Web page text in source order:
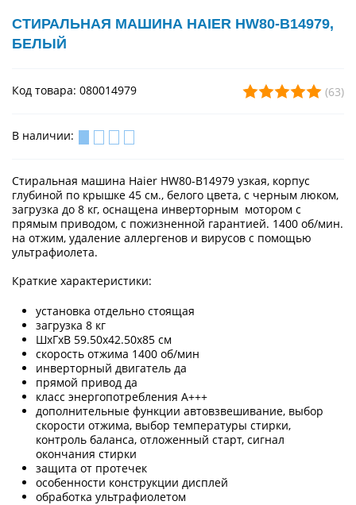
СТИРАЛЬНАЯ МАШИНА HAIER HW80-B14979,
БЕЛЫЙ
Код товара: 080014979 (63)
В наличии:
Стиральная машина Haier HW80-B14979 узкая, корпус
глубиной по крышке 45 см., белого цвета, с черным люком,
загрузка до 8 кг, оснащена инверторным мотором с
прямым приводом, с пожизненной гарантией. 1400 об/мин.
на отжим, удаление аллергенов и вирусов с помощью
ультрафиолета.
Краткие характеристики:
установка отдельно стоящая
загрузка 8 кг
ШхГхВ 59.50х42.50х85 см
скорость отжима 1400 об/мин
инверторный двигатель да
прямой привод да
класс энергопотребления A+++
дополнительные функции автовзвешивание, выбор
скорости отжима, выбор температуры стирки,
контроль баланса, отложенный старт, сигнал
окончания стирки
защита от протечек
особенности конструкции дисплей
обработка ультрафиолетом